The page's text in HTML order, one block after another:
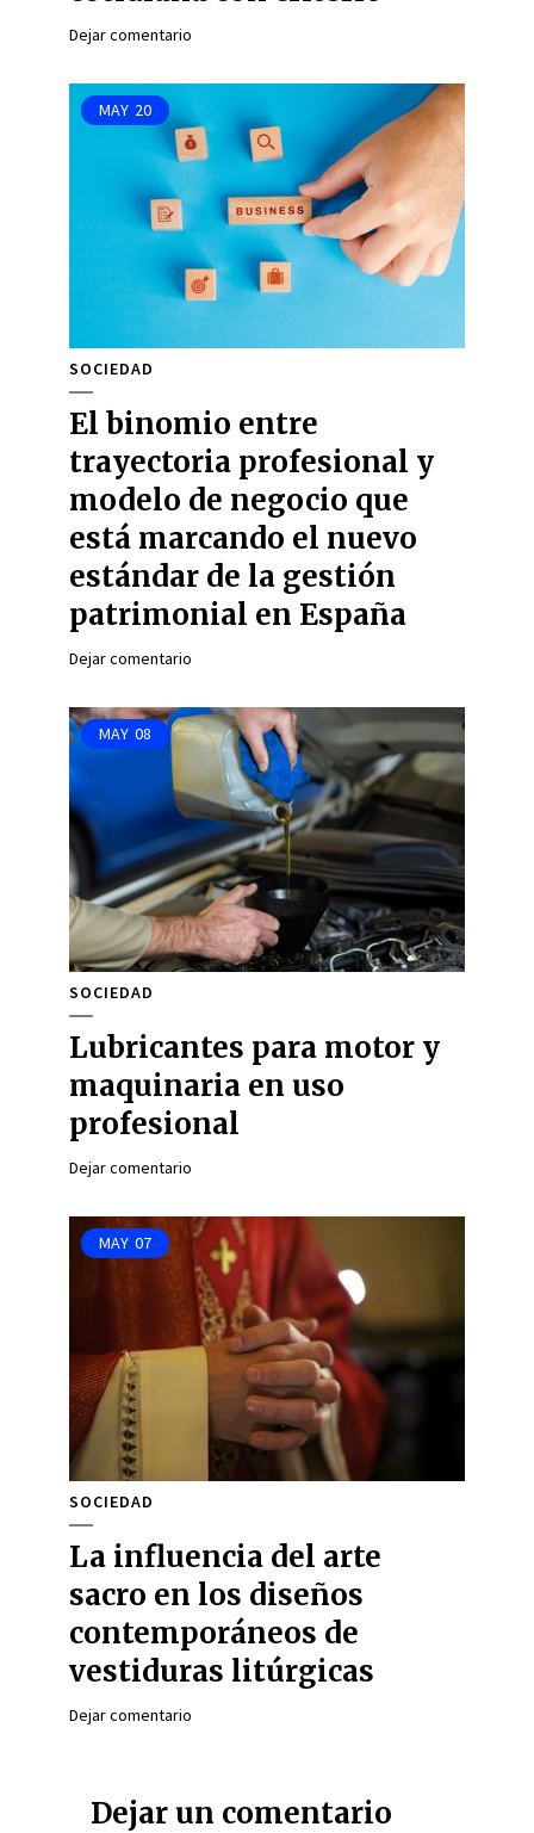
Dejar comentario
MAY 20
SOCIEDAD
El binomio entre
trayectoria profesional y
modelo de negocio que
está marcando el nuevo
estándar de la gestión
patrimonial en España
Dejar comentario
MAY 08
SOCIEDAD
Lubricantes para motor y
maquinaria en uso
profesional
Dejar comentario
MAY 07
SOCIEDAD
La influencia del arte
sacro en los diseños
contemporáneos de
vestiduras litúrgicas
Dejar comentario
Dejar un comentario